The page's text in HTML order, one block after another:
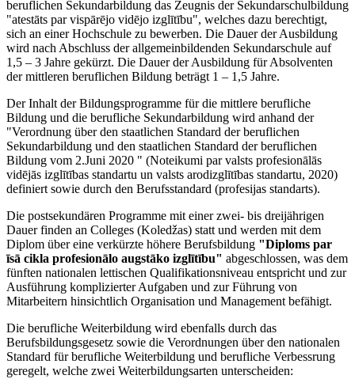
beruflichen Sekundarbildung das Zeugnis der Sekundarschulbildung
"atestāts par vispārējo vidējo izglītību", welches dazu berechtigt,
sich an einer Hochschule zu bewerben. Die Dauer der Ausbildung
wird nach Abschluss der allgemeinbildenden Sekundarschule auf
1,5 – 3 Jahre gekürzt. Die Dauer der Ausbildung für Absolventen
der mittleren beruflichen Bildung beträgt 1 – 1,5 Jahre.
Der Inhalt der Bildungsprogramme für die mittlere berufliche
Bildung und die berufliche Sekundarbildung wird anhand der
"Verordnung über den staatlichen Standard der beruflichen
Sekundarbildung und den staatlichen Standard der beruflichen
Bildung vom 2.Juni 2020 " (Noteikumi par valsts profesionālās
vidējās izglītības standartu un valsts arodizglītības standartu, 2020)
definiert sowie durch den Berufsstandard (profesijas standarts).
Die postsekundären Programme mit einer zwei- bis dreijährigen
Dauer finden an Colleges (Koledžas) statt und werden mit dem
Diplom über eine verkürzte höhere Berufsbildung "Diploms par
īsā cikla profesionālo augstāko izglītību" abgeschlossen, was dem
fünften nationalen lettischen Qualifikationsniveau entspricht und zur
Ausführung komplizierter Aufgaben und zur Führung von
Mitarbeitern hinsichtlich Organisation und Management befähigt.
Die berufliche Weiterbildung wird ebenfalls durch das
Berufsbildungsgesetz sowie die Verordnungen über den nationalen
Standard für berufliche Weiterbildung und berufliche Verbessrung
geregelt, welche zwei Weiterbildungsarten unterscheiden: